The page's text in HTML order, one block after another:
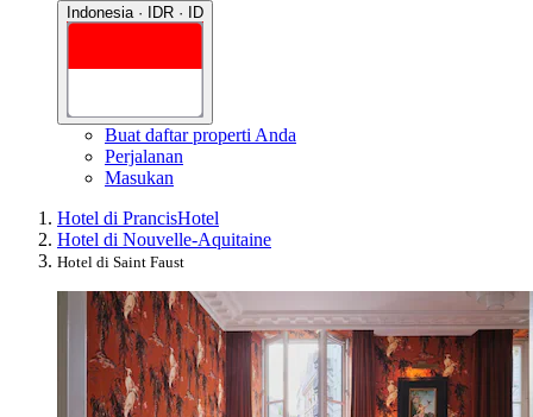
Indonesia · IDR · ID
Buat daftar properti Anda
Perjalanan
Masukan
Hotel di PrancisHotel
Hotel di Nouvelle-Aquitaine
Hotel di Saint Faust